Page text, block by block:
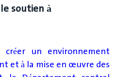
soutien à
un environnement
et à la mise en œuvre des